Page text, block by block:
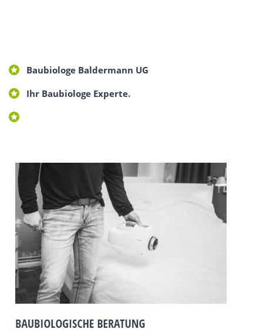
Baubiologe Baldermann UG
Ihr Baubiologe Experte.